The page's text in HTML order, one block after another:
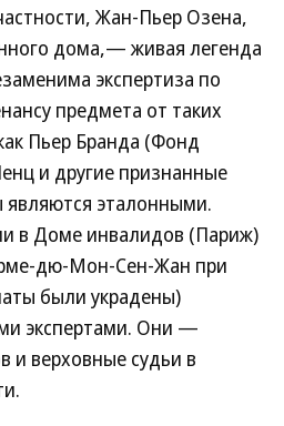
Жан-Пьер Озена,
дома,— живая легенда
экспертиза по
предмета от таких
Пьер Бранда (Фонд
и другие признанные
являются эталонными.
в Доме инвалидов (Париж)
дю-Мон-Сен-Жан при
были украдены)
экспертами. Они —
и верховные судьи в